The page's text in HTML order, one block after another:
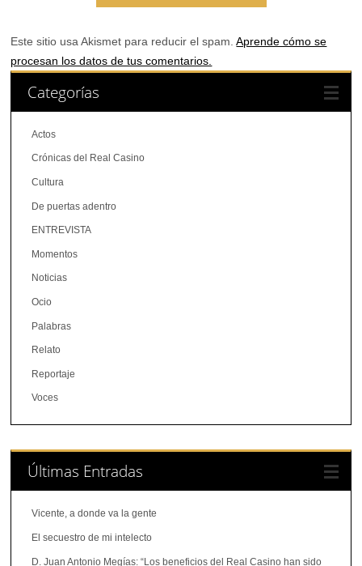
Este sitio usa Akismet para reducir el spam.Aprende cómo se
procesan los datos de tus comentarios.
Categorías
Actos
Crónicas del Real Casino
Cultura
De puertas adentro
ENTREVISTA
Momentos
Noticias
Ocio
Palabras
Relato
Reportaje
Voces
Últimas Entradas
Vicente, a donde va la gente
El secuestro de mi intelecto
D. Juan Antonio Megías: “Los beneficios del Real Casino han sido